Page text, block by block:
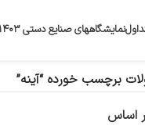
نمایشگاههای صنایع دستی ۱۴۰۳
برچسب خورده “آینه”
اساس